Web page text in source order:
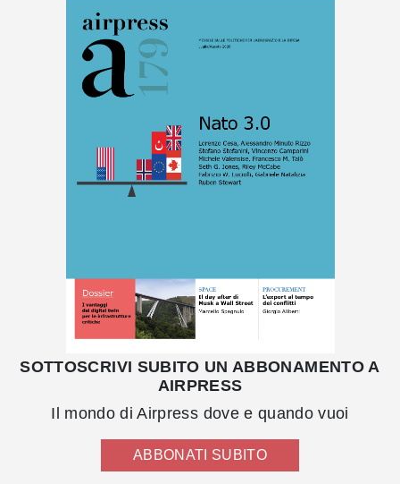
SOTTOSCRIVI SUBITO UN ABBONAMENTO A
AIRPRESS
Il mondo di Airpress dove e quando vuoi
ABBONATI SUBITO